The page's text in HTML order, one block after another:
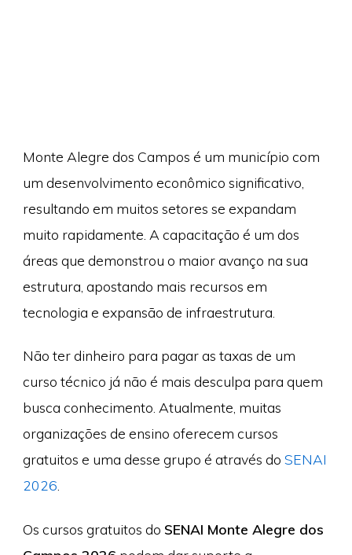
Monte Alegre dos Campos é um município com
um desenvolvimento econômico significativo,
resultando em muitos setores se expandam
muito rapidamente. A capacitação é um dos
áreas que demonstrou o maior avanço na sua
estrutura, apostando mais recursos em
tecnologia e expansão de infraestrutura.
Não ter dinheiro para pagar as taxas de um
curso técnico já não é mais desculpa para quem
busca conhecimento. Atualmente, muitas
organizações de ensino oferecem cursos
gratuitos e uma desse grupo é através do SENAI
2026
Os cursos gratuitos do SENAI Monte Alegre dos